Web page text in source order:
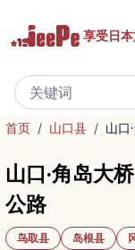
享受日
首页 / 山口县 / 山口
山口·角岛大
公路
鸟取县 岛根县